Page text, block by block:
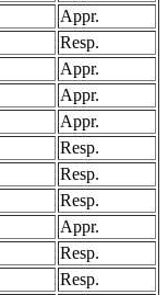
Appr.
Resp.
Appr.
Appr.
Appr.
Resp.
Resp.
Resp.
Appr.
Resp.
Resp.